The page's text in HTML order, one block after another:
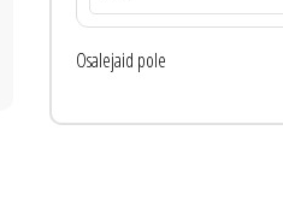
Osalejaid pole